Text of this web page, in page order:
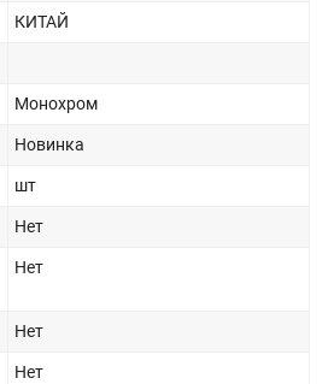
КИТАЙ
Монохром
Новинка
шт
Нет
Нет
Нет
Нет